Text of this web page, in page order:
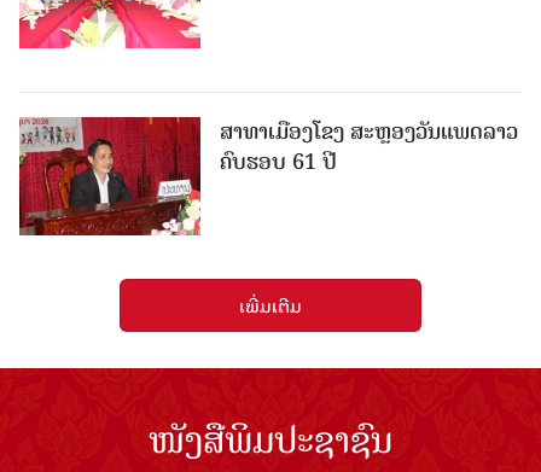
ສາທາເມືອງໂຂງ ສະຫຼອງວັນແພດລາວ
ຄົບຮອບ 61 ປີ
ເພີ່ມເຕີມ
ໜັງສືພິມປະຊາຊົນ